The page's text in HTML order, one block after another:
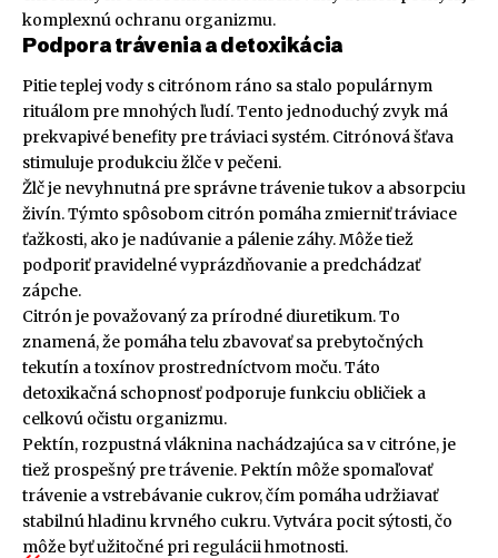
komplexnú ochranu organizmu.
Podpora trávenia a detoxikácia
Pitie teplej vody s citrónom ráno sa stalo populárnym
rituálom pre mnohých ľudí. Tento jednoduchý zvyk má
prekvapivé benefity pre tráviaci systém. Citrónová šťava
stimuluje produkciu žlče v pečeni.
Žlč je nevyhnutná pre správne trávenie tukov a absorpciu
živín. Týmto spôsobom citrón pomáha zmierniť tráviace
ťažkosti, ako je nadúvanie a pálenie záhy. Môže tiež
podporiť pravidelné vyprázdňovanie a predchádzať
zápche.
Citrón je považovaný za prírodné diuretikum. To
znamená, že pomáha telu zbavovať sa prebytočných
tekutín a toxínov prostredníctvom moču. Táto
detoxikačná schopnosť podporuje funkciu obličiek a
celkovú očistu organizmu.
Pektín, rozpustná vláknina nachádzajúca sa v citróne, je
tiež prospešný pre trávenie. Pektín môže spomaľovať
trávenie a vstrebávanie cukrov, čím pomáha udržiavať
stabilnú hladinu krvného cukru. Vytvára pocit sýtosti, čo
môže byť užitočné pri regulácii hmotnosti.